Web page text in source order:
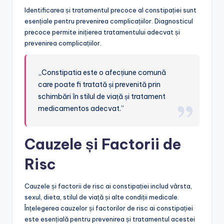
Identificarea și tratamentul precoce al constipației sunt
esențiale pentru prevenirea complicațiilor. Diagnosticul
precoce permite inițierea tratamentului adecvat și
prevenirea complicațiilor.
„Constipatia este o afecțiune comună
care poate fi tratată și prevenită prin
schimbări în stilul de viață și tratament
medicamentos adecvat.”
Cauzele și Factorii de
Risc
Cauzele și factorii de risc ai constipației includ vârsta,
sexul, dieta, stilul de viață și alte condiții medicale.
Înțelegerea cauzelor și factorilor de risc ai constipației
este esențială pentru prevenirea și tratamentul acestei